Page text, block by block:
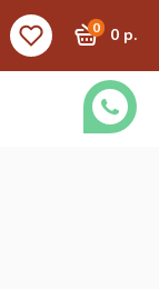
0 0 р.